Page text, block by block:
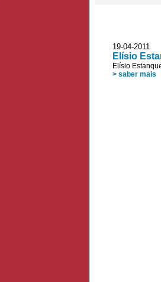
19-04-2011
Elísio
Elísio
> saber mais